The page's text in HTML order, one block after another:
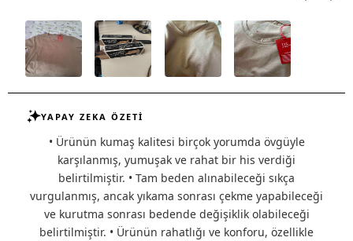
YAPAY ZEKA ÖZETİ
• Ürünün kumaş kalitesi birçok yorumda övgüyle
karşılanmış, yumuşak ve rahat bir his verdiği
belirtilmiştir. • Tam beden alınabileceği sıkça
vurgulanmış, ancak yıkama sonrası çekme yapabileceği
ve kurutma sonrası bedende değişiklik olabileceği
belirtilmiştir. • Ürünün rahatlığı ve konforu, özellikle